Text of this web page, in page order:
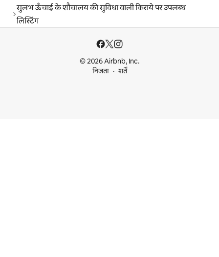
सुलभ ऊँचाई के शौचालय की सुविधा वाली किराये पर उपलब्ध
लिस्टिंग
© 2026 Airbnb, Inc.
निजता
शर्तें